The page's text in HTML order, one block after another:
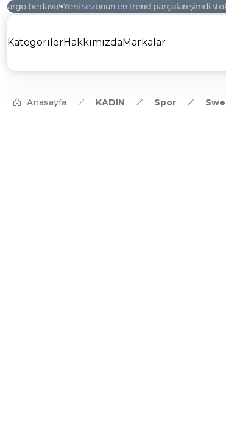
bedava! Yeni sezonun en trend parçaları şimdi
KategorilerHakkımızdaMarkalar
Anasayfa KADIN Spor